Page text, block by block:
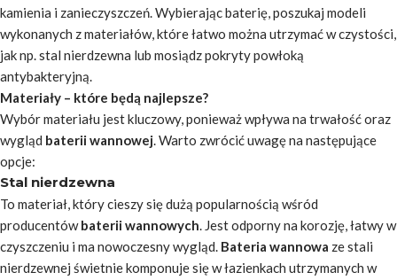
kamienia i zanieczyszczeń. Wybierając baterię, poszukaj modeli
wykonanych z materiałów, które łatwo można utrzymać w czystości,
jak np. stal nierdzewna lub mosiądz pokryty powłoką
antybakteryjną.
Materiały – które będą najlepsze?
Wybór materiału jest kluczowy, ponieważ wpływa na trwałość oraz
wygląd baterii wannowej. Warto zwrócić uwagę na następujące
opcje:
Stal nierdzewna
To materiał, który cieszy się dużą popularnością wśród
producentówbaterii wannowych. Jest odporny na korozję, łatwy w
czyszczeniu i ma nowoczesny wygląd. Bateria wannowa ze stali
nierdzewnej świetnie komponuje się w łazienkach utrzymanych w